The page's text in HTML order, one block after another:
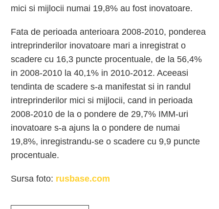
mici si mijlocii numai 19,8% au fost inovatoare.
Fata de perioada anterioara 2008-2010, ponderea
intreprinderilor inovatoare mari a inregistrat o
scadere cu 16,3 puncte procentuale, de la 56,4%
in 2008-2010 la 40,1% in 2010-2012. Aceeasi
tendinta de scadere s-a manifestat si in randul
intreprinderilor mici si mijlocii, cand in perioada
2008-2010 de la o pondere de 29,7% IMM-uri
inovatoare s-a ajuns la o pondere de numai
19,8%, inregistrandu-se o scadere cu 9,9 puncte
procentuale.
Sursa foto: rusbase.com